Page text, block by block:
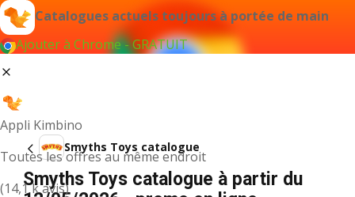
Catalogues actuels toujours à portée de main
Ajouter à Chrome - GRATUIT
Appli Kimbino
Toutes les offres au même endroit
(14,1 k avis)
Smyths Toys catalogue
Smyths Toys catalogue à partir du